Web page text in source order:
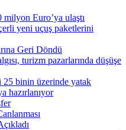
Euro’ya ulaştı
yeni uçuş paketlerini
Geri Döndü
turizm pazarlarında düşüşe
25 binin üzerinde yatak
hazırlanıyor